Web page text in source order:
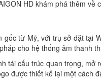
HD khám phá thêm về
từ Mỹ, với trụ sở đặt tại
cho hệ thống âm thanh
tái cấu trúc quan trọng,
được thiết kế lại một cách